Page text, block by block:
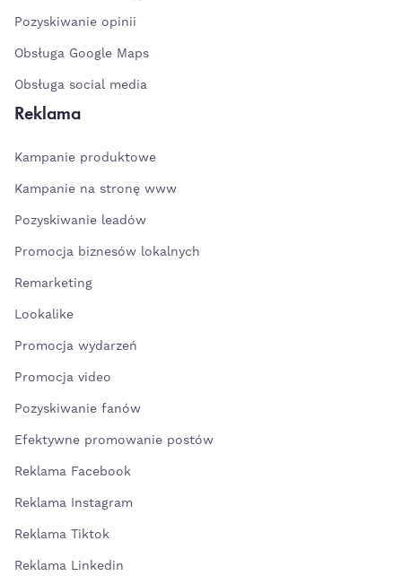
Pozyskiwanie opinii
Obsługa Google Maps
Obsługa social media
Reklama
Kampanie produktowe
Kampanie na stronę www
Pozyskiwanie leadów
Promocja biznesów lokalnych
Remarketing
Lookalike
Promocja wydarzeń
Promocja video
Pozyskiwanie fanów
Efektywne promowanie postów
Reklama Facebook
Reklama Instagram
Reklama Tiktok
Reklama Linkedin